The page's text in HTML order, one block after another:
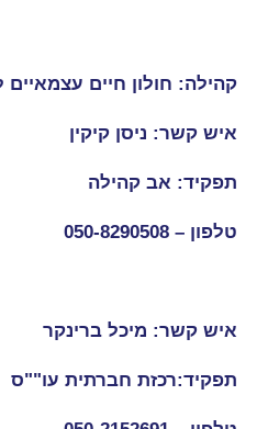
קהילה: חולון חיים עצמאיים
איש קשר: ניסן קיקין
תפקיד: אב קהילה
טלפון – 050-8290508
איש קשר: מיכל ברינקר
תפקיד:רכזת חברתית עו""ס